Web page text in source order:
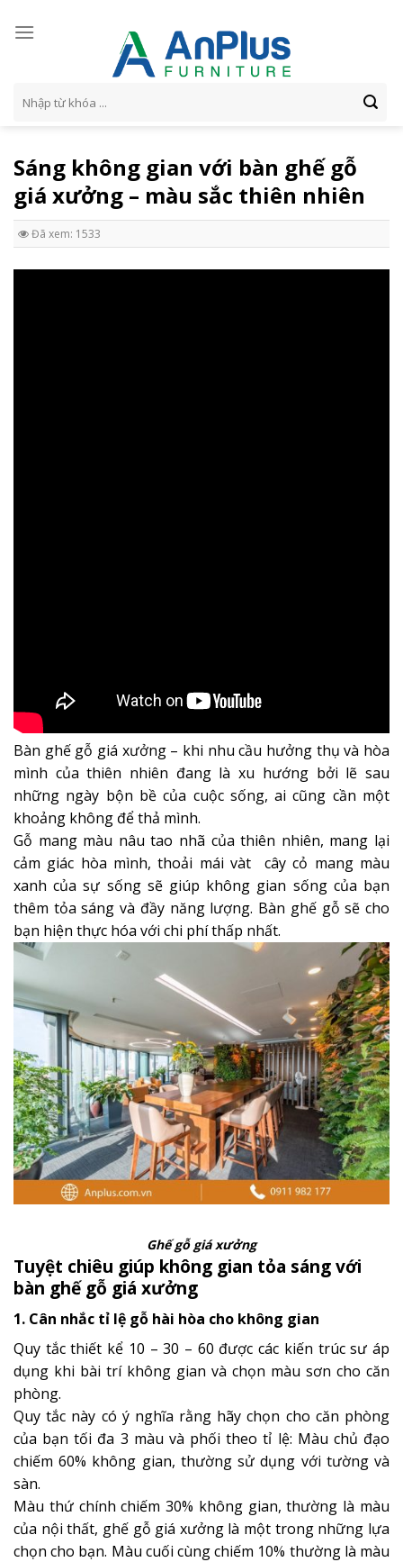
kiếm:
Sáng không gian với bàn ghế gỗ
giá xưởng – màu sắc thiên nhiên
Đã xem: 1533
Bàn ghế gỗ giá xưởng – khi nhu cầu hưởng thụ và hòa
mình của thiên nhiên đang là xu hướng bởi lẽ sau
những ngày bộn bề của cuộc sống, ai cũng cần một
khoảng không để thả mình.
Gỗ mang màu nâu tao nhã của thiên nhiên, mang lại
cảm giác hòa mình, thoải mái vàt cây cỏ mang màu
xanh của sự sống sẽ giúp không gian sống của bạn
thêm tỏa sáng và đầy năng lượng. Bàn ghế gỗsẽ cho
bạn hiện thực hóa với chi phí thấp nhất.
Ghế gỗ giá xưởng
Tuyệt chiêu giúp không gian tỏa sáng với
bàn ghế gỗ giá xưởng
1. Cân nhắc tỉ lệ gỗ hài hòa cho không gian
Quy tắc thiết kể 10 – 30 – 60 được các kiến trúc sư áp
dụng khi bài trí không gian và chọn màu sơn cho căn
phòng.
Quy tắc này có ý nghĩa rằng hãy chọn cho căn phòng
của bạn tối đa 3 màu và phối theo tỉ lệ: Màu chủ đạo
chiếm 60% không gian, thường sử dụng với tường và
sàn.
Màu thứ chính chiếm 30% không gian, thường là màu
của nội thất, ghế gỗ giá xưởng là một trong những lựa
chọn cho bạn. Màu cuối cùng chiếm 10% thường là màu